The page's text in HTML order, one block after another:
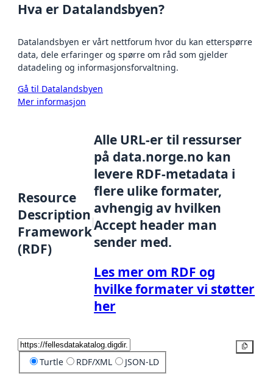
Hva er Datalandsbyen?
Datalandsbyen er vårt nettforum hvor du kan etterspørre
data, dele erfaringer og spørre om råd som gjelder
datadeling og informasjonsforvaltning.
Gå til Datalandsbyen
Mer informasjon
Resource
Description
Framework
(RDF)
Alle URL-er til ressurser
på data.norge.no kan
levere RDF-metadata i
flere ulike formater,
avhengig av hvilken
Accept header man
sender med.
Les mer om RDF og
hvilke formater vi støtter
her
Turtle RDF/XML JSON-LD